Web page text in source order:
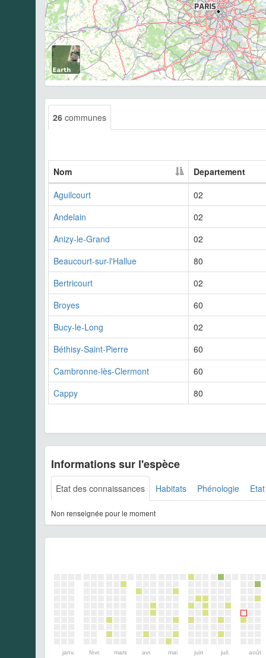
26 communes
Nom
Departement
Aguilcourt
02
Andelain
02
Anizy-le-Grand
02
Beaucourt-sur-l'Hallue
80
Bertricourt
02
Broyes
60
Bucy-le-Long
02
Béthisy-Saint-Pierre
60
Cambronne-lès-Clermont
60
Cappy
80
Informations sur l'espèce
Etat des connaissances Habitats Phénologie
Non renseignée pour le moment
janv. févr. mars avr. mai juin juil. août